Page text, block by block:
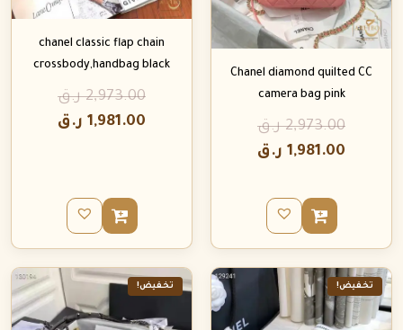
Chanel diamond quilted CC
camera bag pink
2,973.00 ر.ق
1,981.00 ر.ق
chanel classic flap chain
crossbody,handbag black
2,973.00 ر.ق
1,981.00 ر.ق
تخفيض! تخفيض!